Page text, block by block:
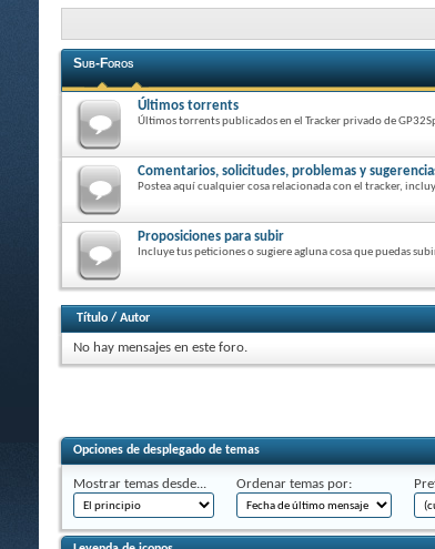
Sub-Foros
Últimos torrents
Últimos torrents publicados en el Tracker privado de
Comentarios, solicitudes, problemas y
Postea aquí cualquier cosa relacionada con el tracker,
Proposiciones para subir
Incluye tus peticiones o sugiere agluna cosa que puedas
Título / Autor
No hay mensajes en este foro.
Opciones de desplegado de temas
Mostrar temas desde... Ordenar temas por: